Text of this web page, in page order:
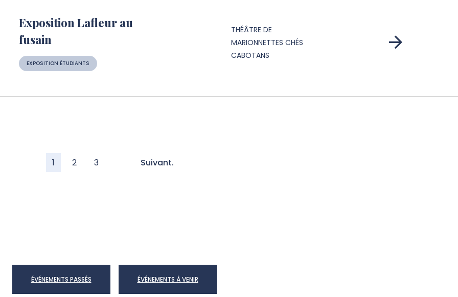
Exposition Lafleur au
fusain
EXPOSITION ÉTUDIANTS
THÉÂTRE DE
MARIONNETTES CHÉS
CABOTANS
1 2 3 Suivant.
ÉVÉNEMENTS PASSÉS ÉVÉNEMENTS À VENIR